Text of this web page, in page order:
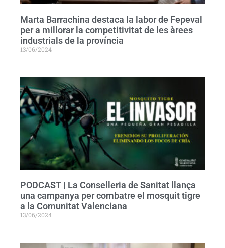
Marta Barrachina destaca la labor de Fepeval
per a millorar la competitivitat de les àrees
industrials de la província
13/06/2024
PODCAST | La Conselleria de Sanitat llança
una campanya per combatre el mosquit tigre
a la Comunitat Valenciana
13/06/2024